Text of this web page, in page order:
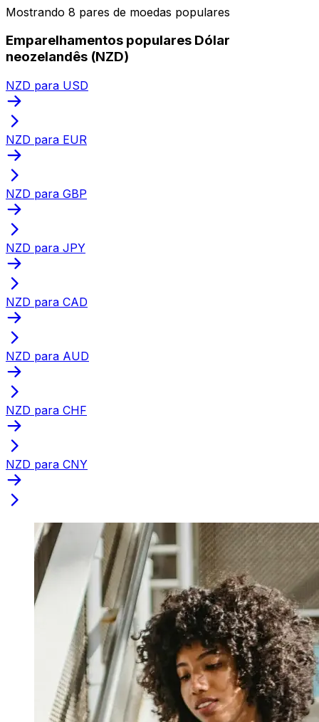
Mostrando 8 pares de moedas populares
Emparelhamentos populares Dólar
neozelandês (NZD)
NZD para USD
NZD para EUR
NZD para GBP
NZD para JPY
NZD para CAD
NZD para AUD
NZD para CHF
NZD para CNY